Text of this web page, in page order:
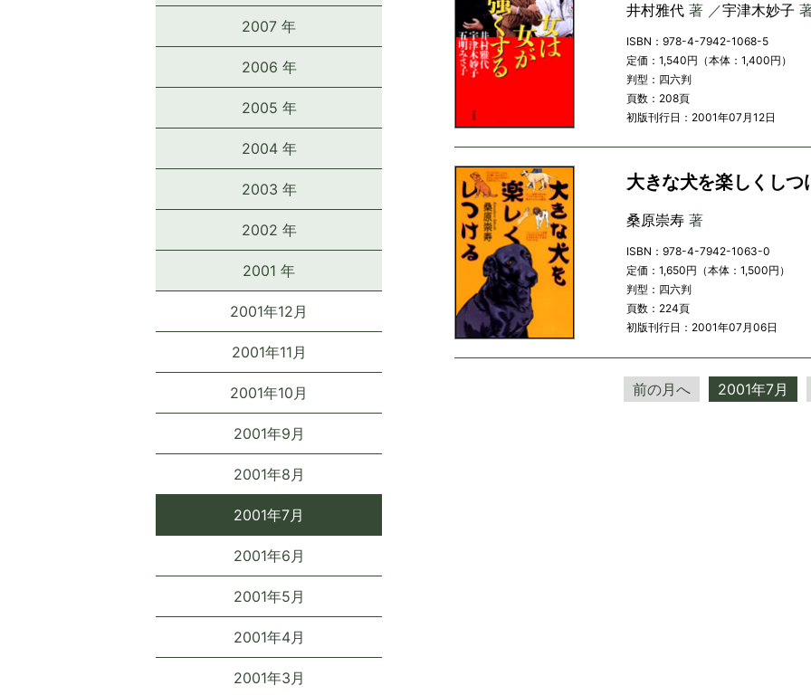
2007 年
2006 年
2005 年
2004 年
2003 年
2002 年
2001 年
2001年12月
2001年11月
2001年10月
2001年9月
2001年8月
2001年7月
2001年6月
2001年5月
2001年4月
2001年3月
井村雅代 著 ／宇津木妙子
ISBN：978-4-7942-1068-5
定価：1,540円（本体：1,400円）
判型：四六判
頁数：208頁
初版刊行日：2001年07月12日
大きな犬を楽しくしつ
桑原崇寿 著
ISBN：978-4-7942-1063-0
定価：1,650円（本体：1,500円）
判型：四六判
頁数：224頁
初版刊行日：2001年07月06日
前の月へ 2001年7月